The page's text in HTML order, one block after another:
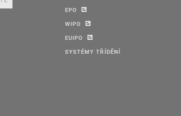
EPO
WIPO
EUIPO
SYSTÉMY TŘÍDĚNÍ